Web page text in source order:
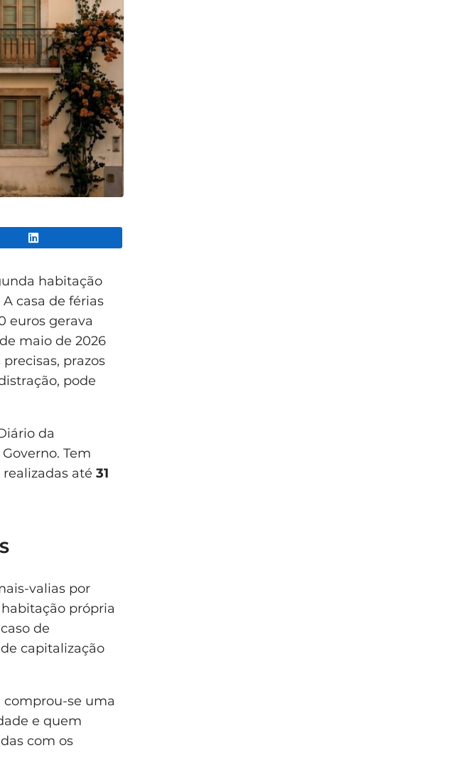
habitação
casa de férias
euros gerava
maio de 2026
prazos
pode
da
Tem
até 31
valias por
própria
de
capitalização
se uma
e quem
com os